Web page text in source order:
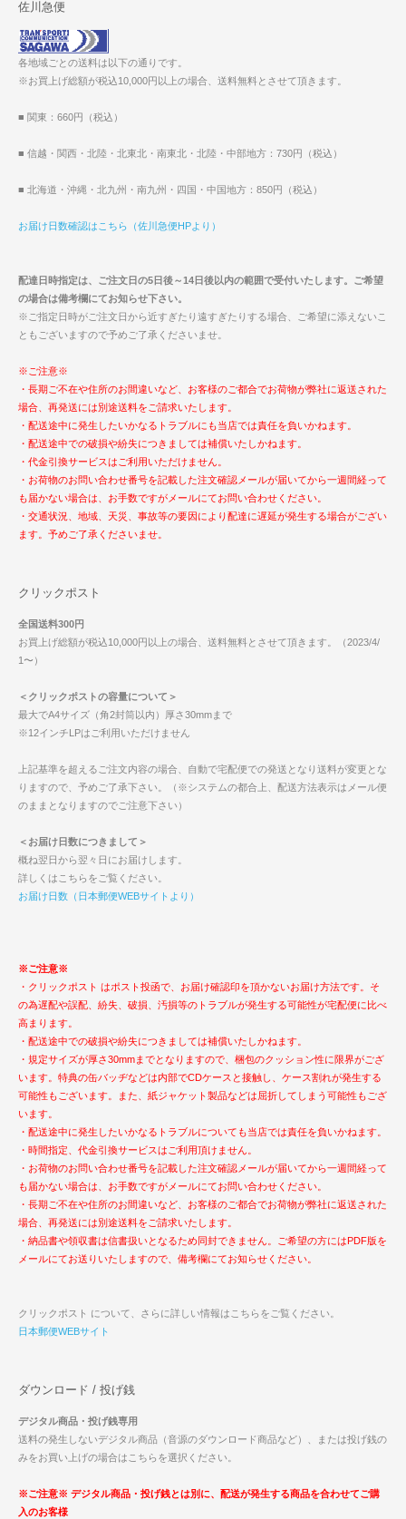
佐川急便
各地域ごとの送料は以下の通りです。
※お買上げ総額が税込10,000円以上の場合、送料無料とさせて頂きます。
■ 関東：660円（税込）
■ 信越・関西・北陸・北東北・南東北・北陸・中部地方：730円（税込）
■ 北海道・沖縄・北九州・南九州・四国・中国地方：850円（税込）
お届け日数確認はこちら（佐川急便HPより）
配達日時指定は、ご注文日の5日後～14日後以内の範囲で受付いたします。ご希望
の場合は備考欄にてお知らせ下さい。
※ご指定日時がご注文日から近すぎたり遠すぎたりする場合、ご希望に添えないこ
ともございますので予めご了承くださいませ。
※ご注意※
・長期ご不在や住所のお間違いなど、お客様のご都合でお荷物が弊社に返送された
場合、再発送には別途送料をご請求いたします。
・配送途中に発生したいかなるトラブルにも当店では責任を負いかねます。
・配送途中での破損や紛失につきましては補償いたしかねます。
・代金引換サービスはご利用いただけません。
・お荷物のお問い合わせ番号を記載した注文確認メールが届いてから一週間経って
も届かない場合は、お手数ですがメールにてお問い合わせください。
・交通状況、地域、天災、事故等の要因により配達に遅延が発生する場合がござい
ます。予めご了承くださいませ。
クリックポスト
全国送料300円
お買上げ総額が税込10,000円以上の場合、送料無料とさせて頂きます。（2023/4/
1〜）
＜クリックポストの容量について＞
最大でA4サイズ（角2封筒以内）厚さ30mmまで
※12インチLPはご利用いただけません
上記基準を超えるご注文内容の場合、自動で宅配便での発送となり送料が変更とな
りますので、予めご了承下さい。（※システムの都合上、配送方法表示はメール便
のままとなりますのでご注意下さい）
＜お届け日数につきまして＞
概ね翌日から翌々日にお届けします。
詳しくはこちらをご覧ください。
お届け日数（日本郵便WEBサイトより）
※ご注意※
・クリックポスト はポスト投函で、お届け確認印を頂かないお届け方法です。そ
の為遅配や誤配、紛失、破損、汚損等のトラブルが発生する可能性が宅配便に比べ
高まります。
・配送途中での破損や紛失につきましては補償いたしかねます。
・規定サイズが厚さ30mmまでとなりますので、梱包のクッション性に限界がござ
います。特典の缶バッヂなどは内部でCDケースと接触し、ケース割れが発生する
可能性もございます。また、紙ジャケット製品などは屈折してしまう可能性もござ
います。
・配送途中に発生したいかなるトラブルについても当店では責任を負いかねます。
・時間指定、代金引換サービスはご利用頂けません。
・お荷物のお問い合わせ番号を記載した注文確認メールが届いてから一週間経って
も届かない場合は、お手数ですがメールにてお問い合わせください。
・長期ご不在や住所のお間違いなど、お客様のご都合でお荷物が弊社に返送された
場合、再発送には別途送料をご請求いたします。
・納品書や領収書は信書扱いとなるため同封できません。ご希望の方にはPDF版を
メールにてお送りいたしますので、備考欄にてお知らせください。
クリックポスト について、さらに詳しい情報はこちらをご覧ください。
日本郵便WEBサイト
ダウンロード / 投げ銭
デジタル商品・投げ銭専用
送料の発生しないデジタル商品（音源のダウンロード商品など）、または投げ銭の
みをお買い上げの場合はこちらを選択ください。
※ご注意※ デジタル商品・投げ銭とは別に、配送が発生する商品を合わせてご購
入のお客様